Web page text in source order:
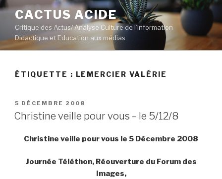
Aller
contenu
principal
CACTUS ACIDE
Critique des Actus/ Analyse Culture de l’Information
Didactique et Education aux médias
ÉTIQUETTE : LEMERCIER VALÉRIE
PUBLIÉ
LE
5 DÉCEMBRE 2008
Christine veille pour vous – le 5/12/8
Christine veille pour vous le 5 Décembre 2008
Journée Téléthon, Réouverture du Forum des
Images,